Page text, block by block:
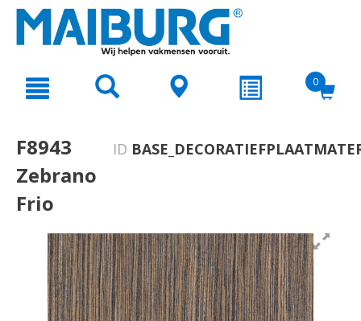
text.skipToNavigation
0
F8943
Zebrano
Frio
ID